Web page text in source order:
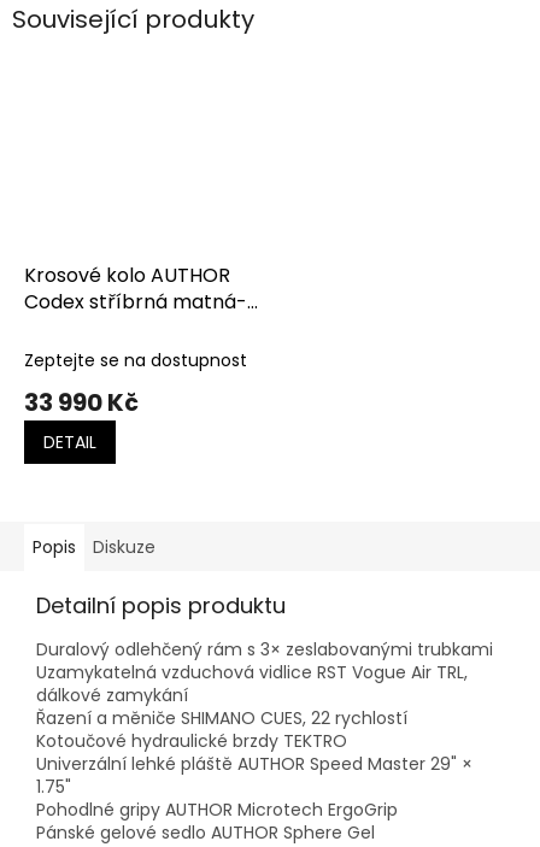
Související produkty
Krosové kolo AUTHOR
Codex stříbrná matná-
Zeptejte se na dostupnost
33 990 Kč
DETAIL
Popis Diskuze
Detailní popis produktu
Duralový odlehčený rám s 3× zeslabovanými trubkami
Uzamykatelná vzduchová vidlice RST Vogue Air TRL,
dálkové zamykání
Řazení a měniče SHIMANO CUES, 22 rychlostí
Kotoučové hydraulické brzdy TEKTRO
Univerzální lehké pláště AUTHOR Speed Master 29" ×
1.75"
Pohodlné gripy AUTHOR Microtech ErgoGrip
Pánské gelové sedlo AUTHOR Sphere Gel